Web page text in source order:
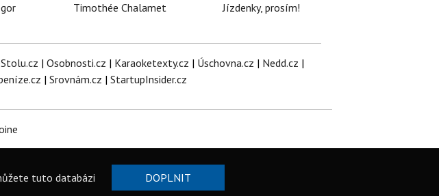
Timothée Chalamet
Jízdenky, prosím!
| Osobnosti.cz | Karaoketexty.cz | Úschovna.cz | Nedd.cz |
| Srovnám.cz | StartupInsider.cz
tuto databázi DOPLNIT